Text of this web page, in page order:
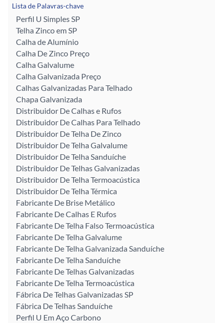
Lista de Palavras-chave
Perfil U Simples SP
Telha Zinco em SP
Calha de Alumínio
Calha De Zinco Preço
Calha Galvalume
Calha Galvanizada Preço
Calhas Galvanizadas Para Telhado
Chapa Galvanizada
Distribuidor De Calhas e Rufos
Distribuidor De Calhas Para Telhado
Distribuidor De Telha De Zinco
Distribuidor De Telha Galvalume
Distribuidor De Telha Sanduíche
Distribuidor De Telhas Galvanizadas
Distribuidor De Telha Termoacústica
Distribuidor De Telha Térmica
Fabricante De Brise Metálico
Fabricante De Calhas E Rufos
Fabricante De Telha Falso Termoacústica
Fabricante De Telha Galvalume
Fabricante De Telha Galvanizada Sanduíche
Fabricante De Telha Sanduíche
Fabricante De Telhas Galvanizadas
Fabricante De Telha Termoacústica
Fábrica De Telhas Galvanizadas SP
Fábrica De Telhas Sanduíche
Perfil U Em Aço Carbono